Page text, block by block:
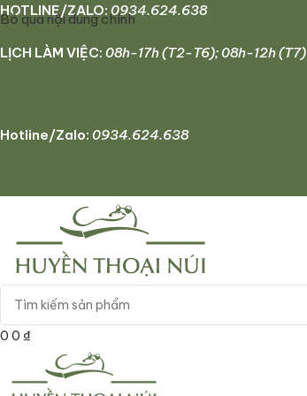
Bỏ qua nội dung chính
HOTLINE/ZALO: 0934.624.638
LỊCH LÀM VIỆC: 08h-17h (T2-T6); 08h-12h (T7)
Hotline/Zalo: 0934.624.638
0 0 ₫